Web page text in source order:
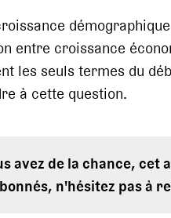
entre croissance
les seuls termes du
à cette question.
avez de la chance,
n'hésitez pas à